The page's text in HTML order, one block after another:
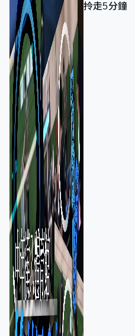
拎走5分鐘